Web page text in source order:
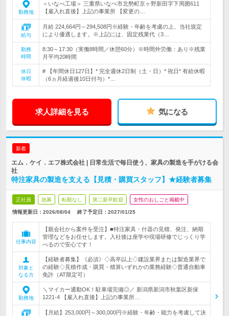
勤務地
＜いなべ工場＞ 三重県いなべ市北勢町京ヶ野新田字下周囲611
【雇入れ直後】上記の事業所 【変更の…
給与
月給 224,664円～294,508円※経験・年齢を考慮の上、当社規定
により優遇します。※上記には、固定残業代（3…
勤務
時間
8:30～17:30（実働8時間／休憩60分）※時間外労働：あり※残業
月平均20時間
休日
休暇
# 【年間休日127日】* 完全週休2日制（土・日）* 祝日* 有給休暇
（6ヵ月経過後10日付与）*…
求人詳細を見る 気になる
新着
エム．ケイ．エフ株式会社 | 日常生活で毎日使う、家具の製造を手がける会
社
特注家具の製造を支える【見積・購買スタッフ】★経験者募集
正社員 急募 転勤なし 第二新卒歓迎 女性のおしごと掲載中
情報更新日：2026/08/04 終了予定日： 2027/01/25
仕事内容
【親会社から案件を受注】■特注家具・什器の見積、発注、納期
管理などをお任せします。入社後は座学や現場研修でじっくり学
べるので安心です！
対象と
なる方
【経験者募集】《必須》◇高卒以上◇建設業界または製造業界で
の経験◇見積作成・購買・積算いずれかの業務経験◇普通自動車
免許（AT限定可）
勤務地
＼マイカー通勤OK！駐車場完備◎／ 新潟県新潟市秋葉区新保
1221‐4 【雇入れ直後】上記の事業所…
【月給】253,000円～300,000円※経験・年齢・能力を考慮して決